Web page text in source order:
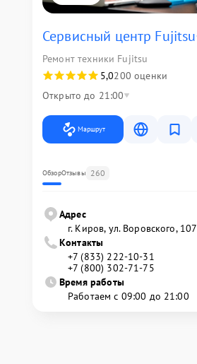
Сервисный центр Fujitsu
Ремонт техники Fujitsu
5,0200 оценки
Открыто до 21:00
Маршрут
ОбзорОтзывы 260
Адрес
г. Киров, ул. Воровского, 107
Контакты
+7 (833) 222-10-31
+7 (800) 302-71-75
Время работы
Работаем с 09:00 до 21:00